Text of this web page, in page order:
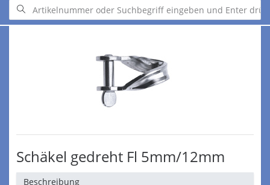
Schäkel Schäkel gedreht
Schäkel gedreht Fl 5mm/12mm
Beschreibung